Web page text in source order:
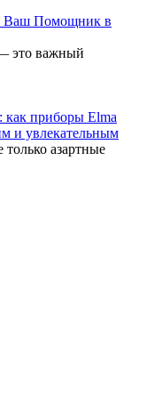
Ваш Помощник в
это важный
как приборы Elma
и увлекательным
азартные